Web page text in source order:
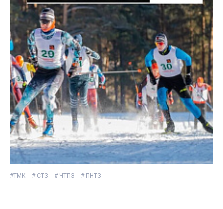
#ТМК # СТЗ # ЧТПЗ # ПНТЗ